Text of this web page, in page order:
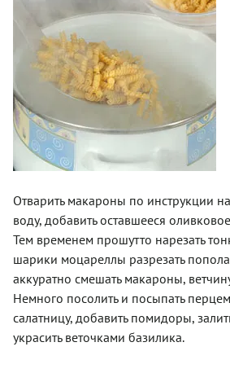
Отварить макароны по инструкции
воду, добавить оставшееся
Тем временем прошутто нарезать
шарики моцареллы разрезать
аккуратно смешать макароны,
Немного посолить и посыпать
салатницу, добавить помидоры,
украсить веточками базилика.